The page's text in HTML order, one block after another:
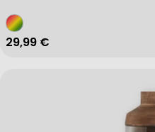
Regulärer Preis
29,99 €